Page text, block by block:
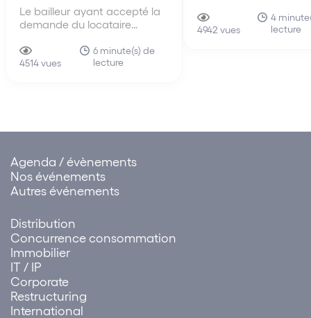
Le bailleur ayant accepté la
demande du locataire
aux clauses et conditions du
précédent bail, la demande
4514 vues
6 minute(s) de
lecture
sur la nécessité
les modalités
4942 vues
4
lecture
Agenda / évènements
Nos événements
Autres événements
Distribution
Concurrence consommation
Immobilier
IT / IP
Corporate
Restructuring
International